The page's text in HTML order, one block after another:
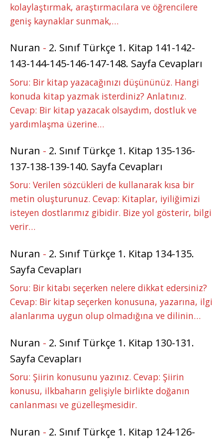
kolaylaştırmak, araştırmacılara ve öğrencilere
geniş kaynaklar sunmak,…
Nuran - 2. Sınıf Türkçe 1. Kitap 141-142-
143-144-145-146-147-148. Sayfa Cevapları
Soru: Bir kitap yazacağınızı düşününüz. Hangi
konuda kitap yazmak isterdiniz? Anlatınız.
Cevap: Bir kitap yazacak olsaydım, dostluk ve
yardımlaşma üzerine…
Nuran - 2. Sınıf Türkçe 1. Kitap 135-136-
137-138-139-140. Sayfa Cevapları
Soru: Verilen sözcükleri de kullanarak kısa bir
metin oluşturunuz. Cevap: Kitaplar, iyiliğimizi
isteyen dostlarımız gibidir. Bize yol gösterir, bilgi
verir…
Nuran - 2. Sınıf Türkçe 1. Kitap 134-135.
Sayfa Cevapları
Soru: Bir kitabı seçerken nelere dikkat edersiniz?
Cevap: Bir kitap seçerken konusuna, yazarına, ilgi
alanlarıma uygun olup olmadığına ve dilinin…
Nuran - 2. Sınıf Türkçe 1. Kitap 130-131.
Sayfa Cevapları
Soru: Şiirin konusunu yazınız. Cevap: Şiirin
konusu, ilkbaharın gelişiyle birlikte doğanın
canlanması ve güzelleşmesidir.
Nuran - 2. Sınıf Türkçe 1. Kitap 124-126-